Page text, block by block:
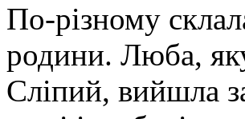
По-різному
родини. Люба,
Сліпий, вийшла